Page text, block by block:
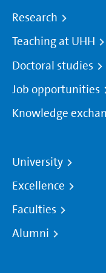
Research
Teaching at UHH
Doctoral studies
Job opportunities
Knowledge
University
Excellence
Faculties
Alumni